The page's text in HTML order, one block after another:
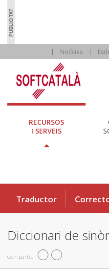
Notícies
RECURSOS
I SERVEIS
Traductor
Diccionari de
Compartiu